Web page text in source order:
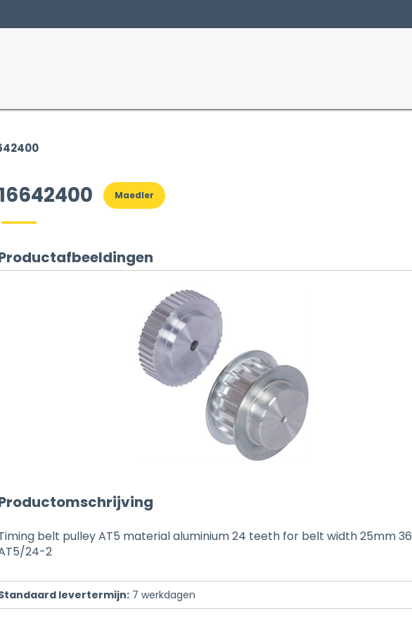
Maedler
belt pulley AT5 material aluminium 24 teeth for belt width 25mm 36
24-2
levertermijn: 7 werkdagen